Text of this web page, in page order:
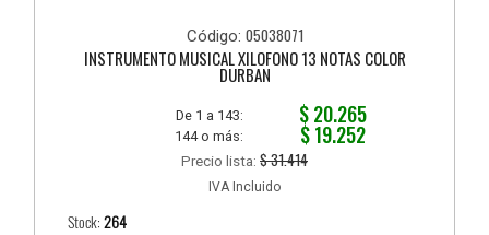
Código: 05038071
INSTRUMENTO MUSICAL XILOFONO 13 NOTAS COLOR
DURBAN
De 1 a 143: $ 20.265
144 o más: $ 19.252
Precio lista: $ 31.414
IVA Incluido
Stock:264